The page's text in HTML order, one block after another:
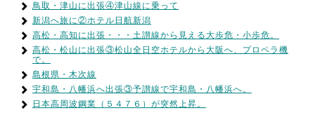
鳥取・津山に出張④津山線に乗って
新潟へ旅に②ホテル日航新潟
高松・高知に出張・・・土讃線から見える大歩危・小歩危。
高松・松山に出張③松山全日空ホテルから大阪へ、プロペラ機
で。
島根県・木次線
宇和島・八幡浜へ出張③予讃線で宇和島・八幡浜へ。
日本高周波鋼業（５４７６）が突然上昇。